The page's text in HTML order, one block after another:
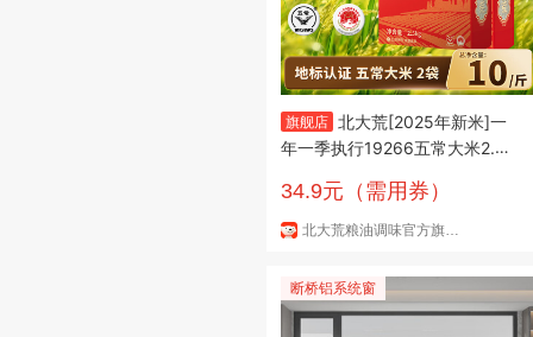
旗舰店 北大荒[2025年新米]一
年一季执行19266五常大米2.5k
年新米】五常大米（共10斤） 2.
5kg*2袋
34.9元（需用券）
北大荒粮油调味官方旗舰店
断桥铝系统窗